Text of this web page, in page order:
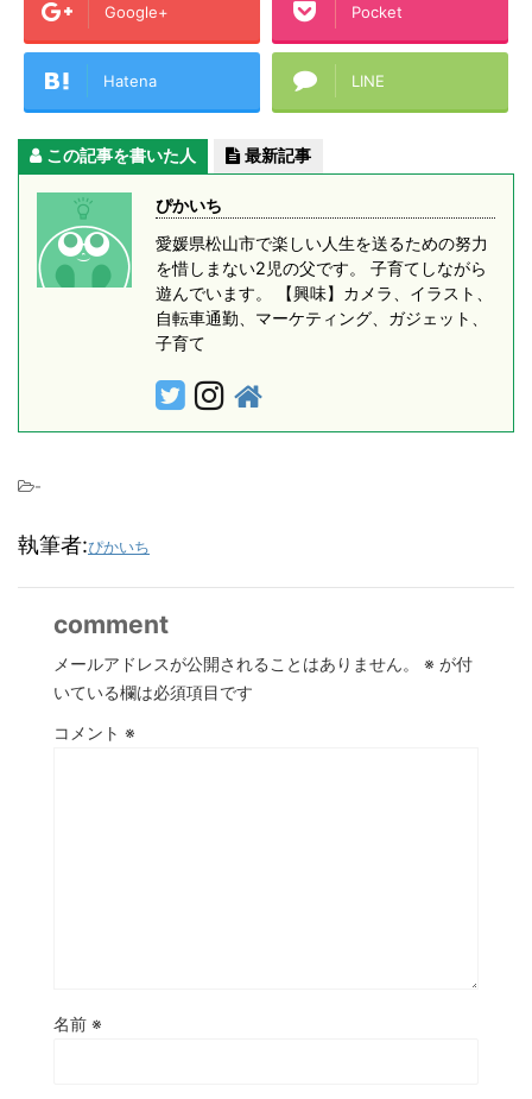
Google+ Pocket
Hatena LINE
この記事を書いた人 最新記事
ぴかいち
愛媛県松山市で楽しい人生を送るための努力
を惜しまない2児の父です。 子育てしながら
遊んでいます。 【興味】カメラ、イラスト、
自転車通勤、マーケティング、ガジェット、
子育て
-
執筆者:ぴかいち
comment
メールアドレスが公開されることはありません。 ※ が付
いている欄は必須項目です
コメント ※
名前 ※